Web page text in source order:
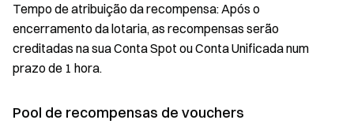
Tempo de atribuição da recompensa: Após o
encerramento da lotaria, as recompensas serão
creditadas na sua Conta Spot ou Conta Unificada num
prazo de 1 hora.
Pool de recompensas de vouchers